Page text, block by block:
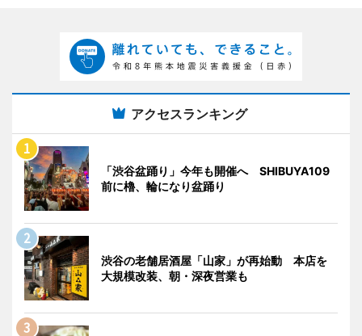
アクセスランキング
「渋谷盆踊り」今年も開催へ SHIBUYA109
前に櫓、輪になり盆踊り
渋谷の老舗居酒屋「山家」が再始動 本店を
大規模改装、朝・深夜営業も